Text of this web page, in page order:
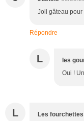
Joli gâteau
Répondre
L les
Oui !
L Les